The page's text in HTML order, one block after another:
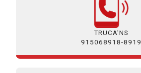
TRUCA'NS
915068918-8919